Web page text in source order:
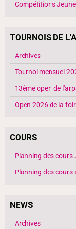
Compétitions
TOURNOIS DE
Archives
Tournoi mensuel
13ème open de
Open 2026 de la
COURS
Planning des cours
Planning des cours
NEWS
Archives